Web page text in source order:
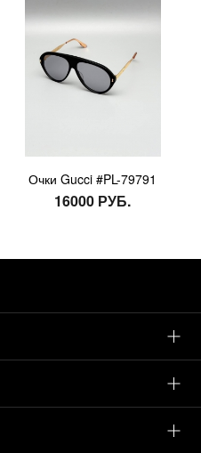
Очки Gucci #PL-79791
16000 РУБ.